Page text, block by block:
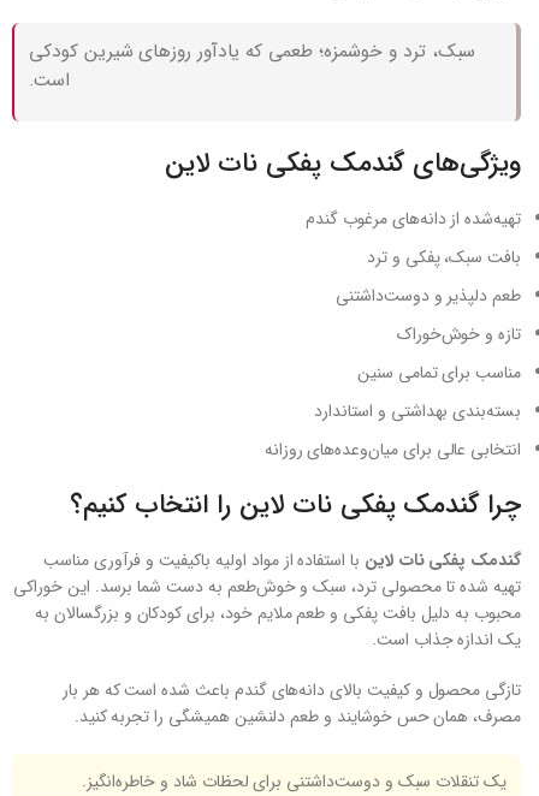
سبک، ترد و خوشمزه؛ طعمی که یادآور روزهای شیرین کودکی
است.
ویژگی‌های گندمک پفکی نات لاین
تهیه‌شده از دانه‌های مرغوب گندم
بافت سبک، پفکی و ترد
طعم دلپذیر و دوست‌داشتنی
تازه و خوش‌خوراک
مناسب برای تمامی سنین
بسته‌بندی بهداشتی و استاندارد
انتخابی عالی برای میان‌وعده‌های روزانه
چرا گندمک پفکی نات لاین را انتخاب کنیم؟
گندمک پفکی نات لاین با استفاده از مواد اولیه باکیفیت و فرآوری مناسب
تهیه شده تا محصولی ترد، سبک و خوش‌طعم به دست شما برسد. این خوراکی
محبوب به دلیل بافت پفکی و طعم ملایم خود، برای کودکان و بزرگسالان به
یک اندازه جذاب است.
تازگی محصول و کیفیت بالای دانه‌های گندم باعث شده است که هر بار
مصرف، همان حس خوشایند و طعم دلنشین همیشگی را تجربه کنید.
یک تنقلات سبک و دوست‌داشتنی برای لحظات شاد و خاطره‌انگیز.